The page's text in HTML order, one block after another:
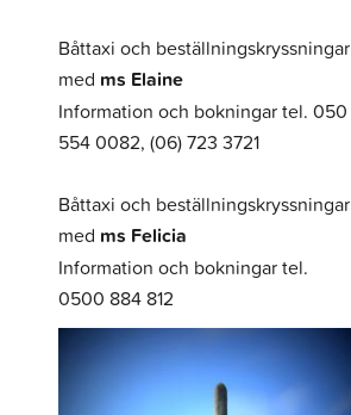
Båttaxi och beställningskryssningar
med ms Elaine
Information och bokningar tel. 050
554 0082, (06) 723 3721
Båttaxi och beställningskryssningar
med ms Felicia
Information och bokningar tel.
0500 884 812